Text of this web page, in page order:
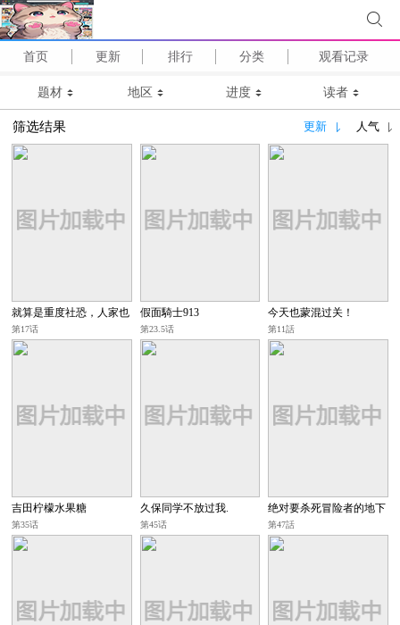
首页 更新 排行 分类 观看记录
题材 地区 进度 读者
筛选结果 人气
更新
就算是重度社恐，人家也
想要受歡迎啦！
第17话
假面騎士913
第23.5话
今天也蒙混过关！
第11話
吉田柠檬水果糖
第35话
久保同学不放过我.
第45话
绝对要杀死冒险者的地下
城
第47話